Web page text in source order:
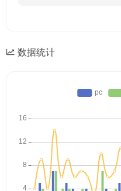
数据统计